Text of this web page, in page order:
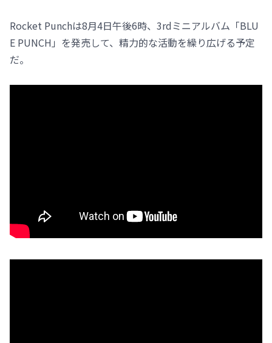
Rocket Punchは8月4日午後6時、3rdミニアルバム「BLU
E PUNCH」を発売して、精力的な活動を繰り広げる予定
だ。